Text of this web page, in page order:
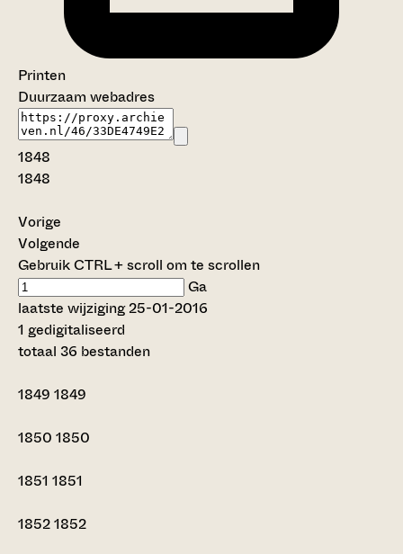
Printen
Duurzaam webadres
1848
1848
Vorige
Volgende
Gebruik CTRL + scroll om te scrollen
Ga
laatste wijziging 25-01-2016
1 gedigitaliseerd
totaal 36 bestanden
1849 1849
1850 1850
1851 1851
18521852